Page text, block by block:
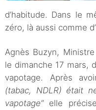
d’habitude. Dans le
zéro, là aussi comme
Agnès Buzyn,
le dimanche 17 mars,
vapotage. Après
(tabac, NDLR) était
vapotage” elle